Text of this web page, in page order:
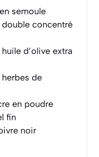
semoule
double concentré
d’olive extra
de
en poudre
fin
noir